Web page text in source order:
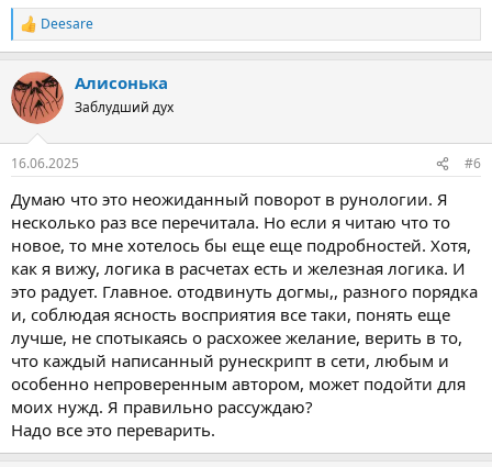
Р
е
к
ц
и
Deesare
Алисонька
Заблудший дух
16.06.2025 #6
Думаю что это неожиданный поворот в рунологии. Я
несколько раз все перечитала. Но если я читаю что то
новое, то мне хотелось бы еще еще подробностей. Хотя,
как я вижу, логика в расчетах есть и железная логика. И
это радует. Главное. отодвинуть догмы,, разного порядка
и, соблюдая ясность восприятия все таки, понять еще
лучше, не спотыкаясь о расхожее желание, верить в то,
что каждый написанный рунескрипт в сети, любым и
особенно непроверенным автором, может подойти для
моих нужд. Я правильно рассуждаю?
Надо все это переварить.